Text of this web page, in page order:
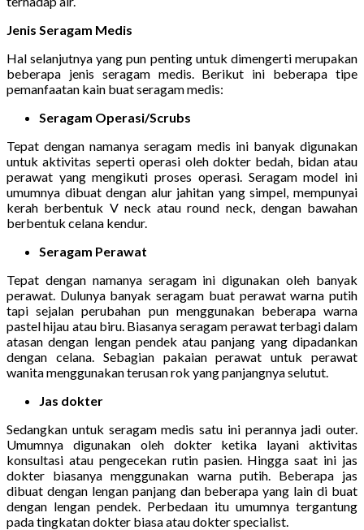
Jenis Seragam Medis
Hal selanjutnya yang pun penting untuk dimengerti merupakan
beberapa jenis seragam medis. Berikut ini beberapa tipe
pemanfaatan kain buat seragam medis:
Seragam Operasi/Scrubs
Tepat dengan namanya seragam medis ini banyak digunakan
untuk aktivitas seperti operasi oleh dokter bedah, bidan atau
perawat yang mengikuti proses operasi. Seragam model ini
umumnya dibuat dengan alur jahitan yang simpel, mempunyai
kerah berbentuk V neck atau round neck, dengan bawahan
berbentuk celana kendur.
Seragam Perawat
Tepat dengan namanya seragam ini digunakan oleh banyak
perawat. Dulunya banyak seragam buat perawat warna putih
tapi sejalan perubahan pun menggunakan beberapa warna
pastel hijau atau biru. Biasanya seragam perawat terbagi dalam
atasan dengan lengan pendek atau panjang yang dipadankan
dengan celana. Sebagian pakaian perawat untuk perawat
wanita menggunakan terusan rok yang panjangnya selutut.
Jas dokter
Sedangkan untuk seragam medis satu ini perannya jadi outer.
Umumnya digunakan oleh dokter ketika layani aktivitas
konsultasi atau pengecekan rutin pasien. Hingga saat ini jas
dokter biasanya menggunakan warna putih. Beberapa jas
dibuat dengan lengan panjang dan beberapa yang lain di buat
dengan lengan pendek. Perbedaan itu umumnya tergantung
pada tingkatan dokter biasa atau dokter specialist.